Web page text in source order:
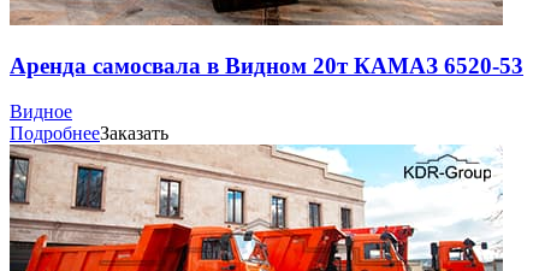
Аренда самосвала в Видном 20т КАМАЗ 6520-53
Видное
ПодробнееЗаказать